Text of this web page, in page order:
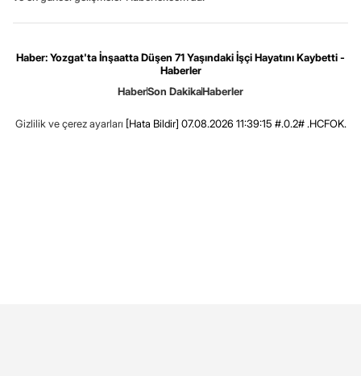
Haber: Yozgat'ta İnşaatta Düşen 71 Yaşındaki İşçi Hayatını Kaybetti -
Haberler
HaberSon DakikaHaberler
Gizlilik ve çerez ayarları [Hata Bildir] 07.08.2026 11:39:15 #.0.2# .HCFOK.